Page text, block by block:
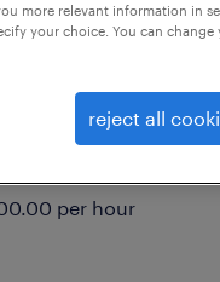
県名古屋市中区, 愛知県
per hour
more relevant information in
your choice. You can
reject all